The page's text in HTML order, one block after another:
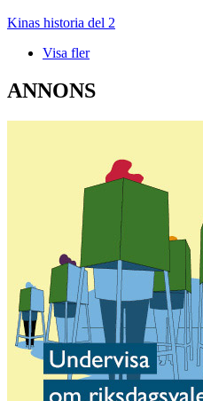
Kinas historia del 2
Visa fler
ANNONS